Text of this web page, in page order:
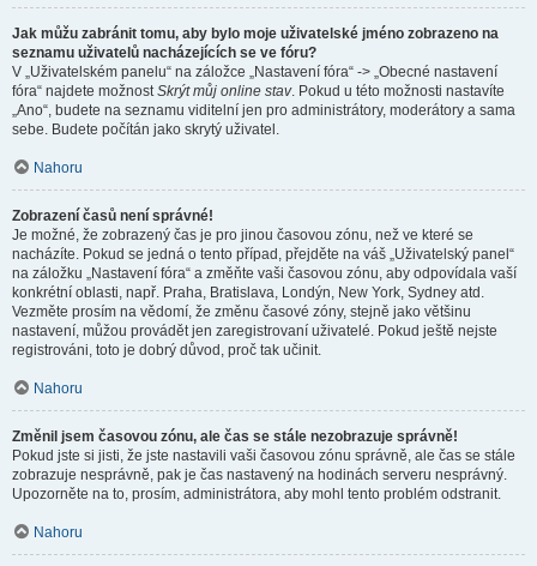
Jak můžu zabránit tomu, aby bylo moje uživatelské jméno zobrazeno na
seznamu uživatelů nacházejících se ve fóru?
V „Uživatelském panelu“ na záložce „Nastavení fóra“ -> „Obecné nastavení
fóra“ najdete možnostSkrýt můj online stav. Pokud u této možnosti nastavíte
„Ano“, budete na seznamu viditelní jen pro administrátory, moderátory a sama
sebe. Budete počítán jako skrytý uživatel.
Nahoru
Zobrazení časů není správné!
Je možné, že zobrazený čas je pro jinou časovou zónu, než ve které se
nacházíte. Pokud se jedná o tento případ, přejděte na váš „Uživatelský panel“
na záložku „Nastavení fóra“ a změňte vaši časovou zónu, aby odpovídala vaší
konkrétní oblasti, např. Praha, Bratislava, Londýn, New York, Sydney atd.
Vezměte prosím na vědomí, že změnu časové zóny, stejně jako většinu
nastavení, můžou provádět jen zaregistrovaní uživatelé. Pokud ještě nejste
registrováni, toto je dobrý důvod, proč tak učinit.
Nahoru
Změnil jsem časovou zónu, ale čas se stále nezobrazuje správně!
Pokud jste si jisti, že jste nastavili vaši časovou zónu správně, ale čas se stále
zobrazuje nesprávně, pak je čas nastavený na hodinách serveru nesprávný.
Upozorněte na to, prosím, administrátora, aby mohl tento problém odstranit.
Nahoru